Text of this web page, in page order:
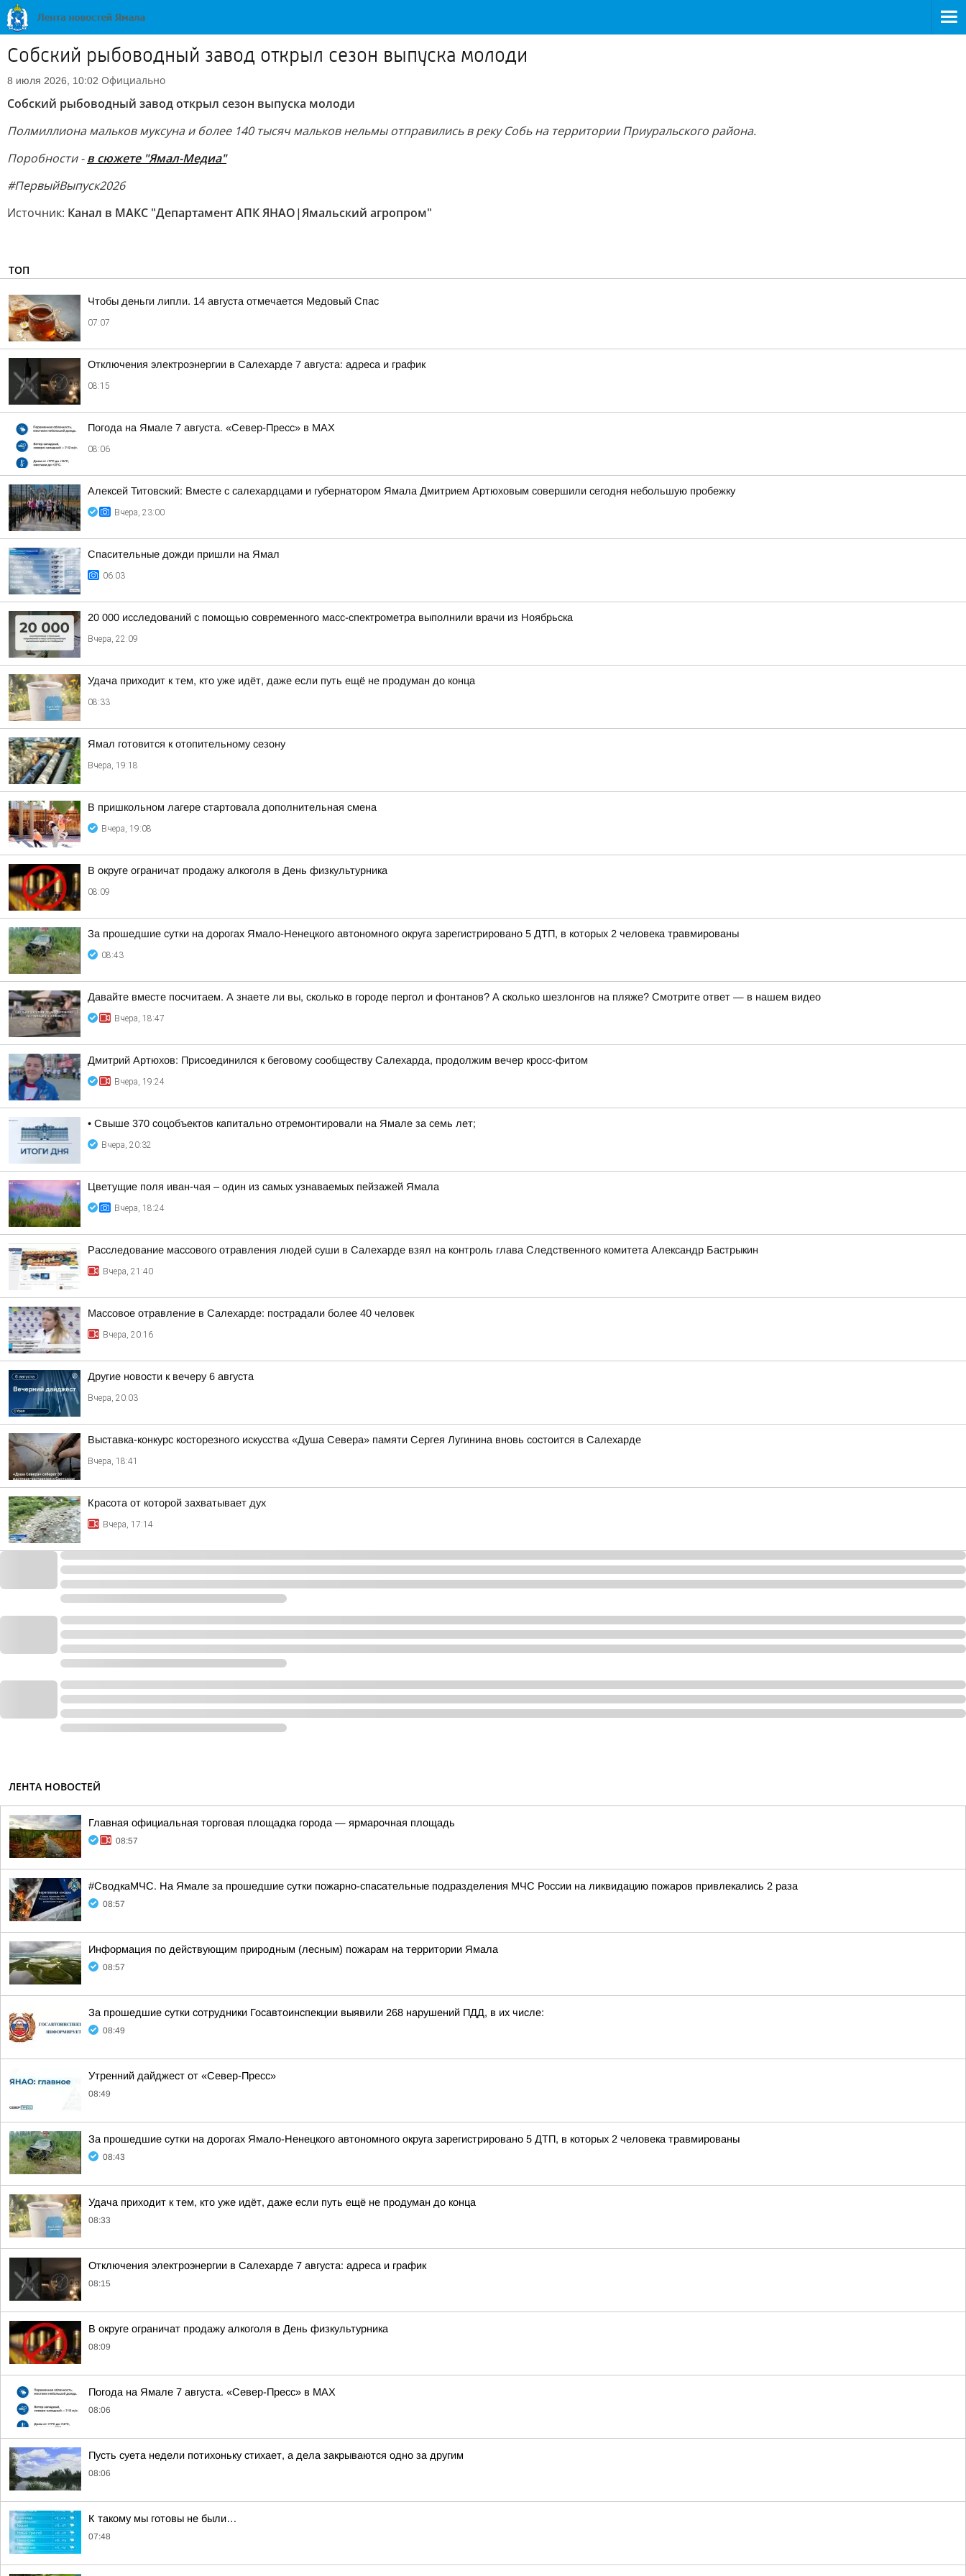
Собский рыбоводный завод открыл сезон выпуска молоди
8 июля 2026, 10:02 Официально
Собский рыбоводный завод открыл сезон выпуска молоди
Полмиллиона мальков муксуна и более 140 тысяч мальков нельмы отправились в реку Собь на территории Приуральского района.
Поробности -в сюжете "Ямал-Медиа"
#ПервыйВыпуск2026
Источник: Канал в МАКС "Департамент АПК ЯНАО|Ямальский агропром"
ТОП
Чтобы деньги липли. 14 августа отмечается Медовый Спас
07:07
Отключения электроэнергии в Салехарде 7 августа: адреса и график
08:15
Погода на Ямале 7 августа. «Север-Пресс» в MAX
08:06
Алексей Титовский: Вместе с салехардцами и губернатором Ямала Дмитрием Артюховым совершили сегодня небольшую пробежку
Вчера, 23:00
Спасительные дожди пришли на Ямал
06:03
20 000 исследований с помощью современного масс-спектрометра выполнили врачи из Ноябрьска
Вчера, 22:09
Удача приходит к тем, кто уже идёт, даже если путь ещё не продуман до конца
08:33
Ямал готовится к отопительному сезону
Вчера, 19:18
В пришкольном лагере стартовала дополнительная смена
Вчера, 19:08
В округе ограничат продажу алкоголя в День физкультурника
08:09
За прошедшие сутки на дорогах Ямало-Ненецкого автономного округа зарегистрировано 5 ДТП, в которых 2 человека травмированы
08:43
Давайте вместе посчитаем. А знаете ли вы, сколько в городе пергол и фонтанов? А сколько шезлонгов на пляже? Смотрите ответ — в нашем видео
Вчера, 18:47
Дмитрий Артюхов: Присоединился к беговому сообществу Салехарда, продолжим вечер кросс-фитом
Вчера, 19:24
• Свыше 370 соцобъектов капитально отремонтировали на Ямале за семь лет;
Вчера, 20:32
Цветущие поля иван-чая – один из самых узнаваемых пейзажей Ямала
Вчера, 18:24
Расследование массового отравления людей суши в Салехарде взял на контроль глава Следственного комитета Александр Бастрыкин
Вчера, 21:40
Массовое отравление в Салехарде: пострадали более 40 человек
Вчера, 20:16
Другие новости к вечеру 6 августа
Вчера, 20:03
Выставка-конкурс косторезного искусства «Душа Севера» памяти Сергея Лугинина вновь состоится в Салехарде
Вчера, 18:41
Красота от которой захватывает дух
Вчера, 17:14
ЛЕНТА НОВОСТЕЙ
Главная официальная торговая площадка города — ярмарочная площадь
08:57
#СводкаМЧС. На Ямале за прошедшие сутки пожарно-спасательные подразделения МЧС России на ликвидацию пожаров привлекались 2 раза
08:57
Информация по действующим природным (лесным) пожарам на территории Ямала
08:57
За прошедшие сутки сотрудники Госавтоинспекции выявили 268 нарушений ПДД, в их числе:
08:49
Утренний дайджест от «Север-Пресс»
08:49
За прошедшие сутки на дорогах Ямало-Ненецкого автономного округа зарегистрировано 5 ДТП, в которых 2 человека травмированы
08:43
Удача приходит к тем, кто уже идёт, даже если путь ещё не продуман до конца
08:33
Отключения электроэнергии в Салехарде 7 августа: адреса и график
08:15
В округе ограничат продажу алкоголя в День физкультурника
08:09
Погода на Ямале 7 августа. «Север-Пресс» в MAX
08:06
Пусть суета недели потихоньку стихает, а дела закрываются одно за другим
08:06
К такому мы готовы не были…
07:48